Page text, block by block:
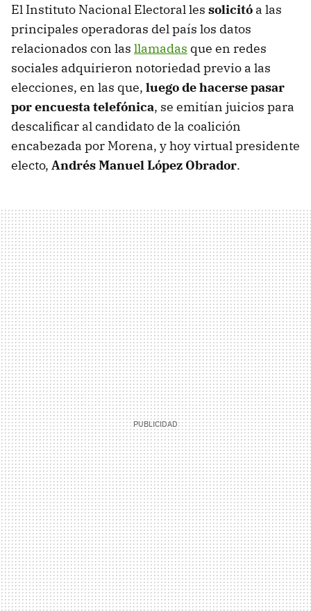
El Instituto Nacional Electoral les solicitó a las
principales operadoras del país los datos
relacionados con las llamadas que en redes
sociales adquirieron notoriedad previo a las
elecciones, en las que, luego de hacerse pasar
por encuesta telefónica, se emitían juicios para
descalificar al candidato de la coalición
encabezada por Morena, y hoy virtual presidente
electo, Andrés Manuel López Obrador.